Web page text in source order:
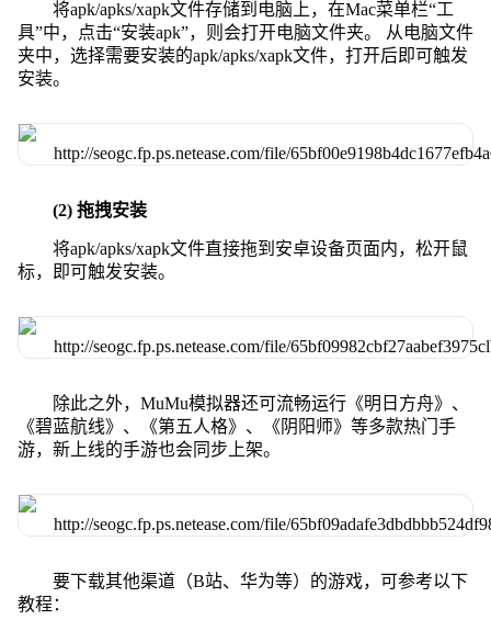
将apk/apks/xapk文件存储到电脑上，在Mac菜单栏“工
具”中，点击“安装apk”，则会打开电脑文件夹。 从电脑文件
夹中，选择需要安装的apk/apks/xapk文件，打开后即可触发
安装。
(2) 拖拽安装
将apk/apks/xapk文件直接拖到安卓设备页面内，松开鼠
标，即可触发安装。
除此之外，MuMu模拟器还可流畅运行《明日方舟》、
《碧蓝航线》、《第五人格》、《阴阳师》等多款热门手
游，新上线的手游也会同步上架。
要下载其他渠道（B站、华为等）的游戏，可参考以下
教程：